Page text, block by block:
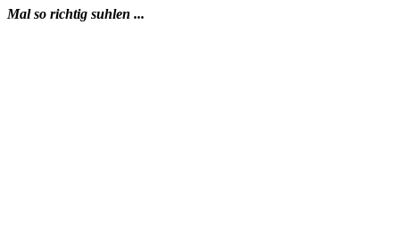
Mal so richtig suhlen ...